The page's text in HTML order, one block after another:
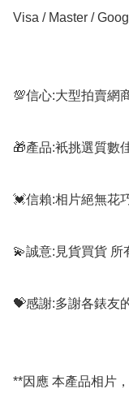
Visa / Master /
💯信心:大型拍賣網
🎁產品:衹挑選質數
💓信賴:相片絕無花
💫誠意:見貨買貨 所
💝感謝:多謝各錶友
**因應 本產品相片